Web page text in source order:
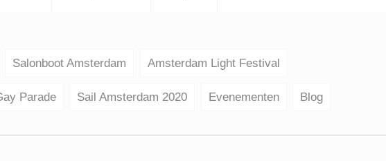
Salonboot Amsterdam Amsterdam Light Festival
Parade Sail Amsterdam 2020 Evenementen Blog